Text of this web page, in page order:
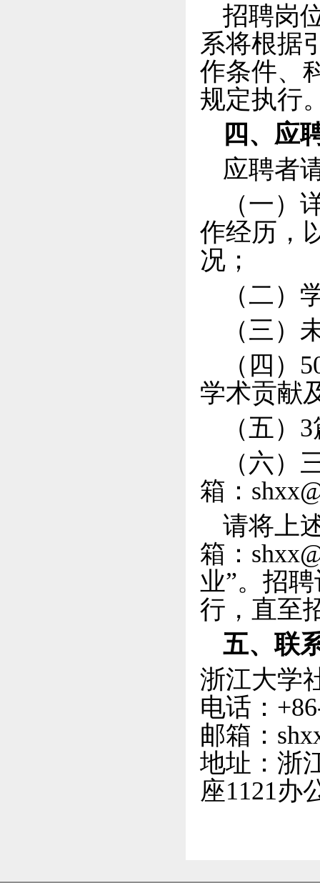
招聘岗
系将根据
作条件、
规定执行
四、应
应聘者
（一）
作经历，
况；
（二）
（三）
（四）
学术贡献
（五）
（六）
箱：
请将上
箱：
业”。招
行，直至
五、联
浙江大学
电话：
邮箱：
地址：浙
座1121办